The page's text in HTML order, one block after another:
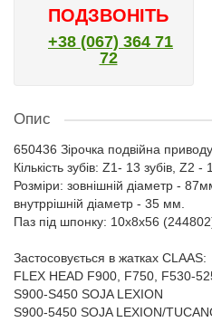
ПОДЗВОНІТЬ
+38 (067) 364 71
72
Опис
650436 Зірочка подвійна
Кількість зубів: Z1- 13 зубів, Z2 -
Розміри: зовнішній діаметр -
внутррішній діаметр - 35 мм.
Паз під шпонку: 10x8x56
Застосовується в жатках CLAAS:
FLEX HEAD F900, F750, F530-
S900-S450 SOJA LEXION
S900-5450 SOJA LEXION/